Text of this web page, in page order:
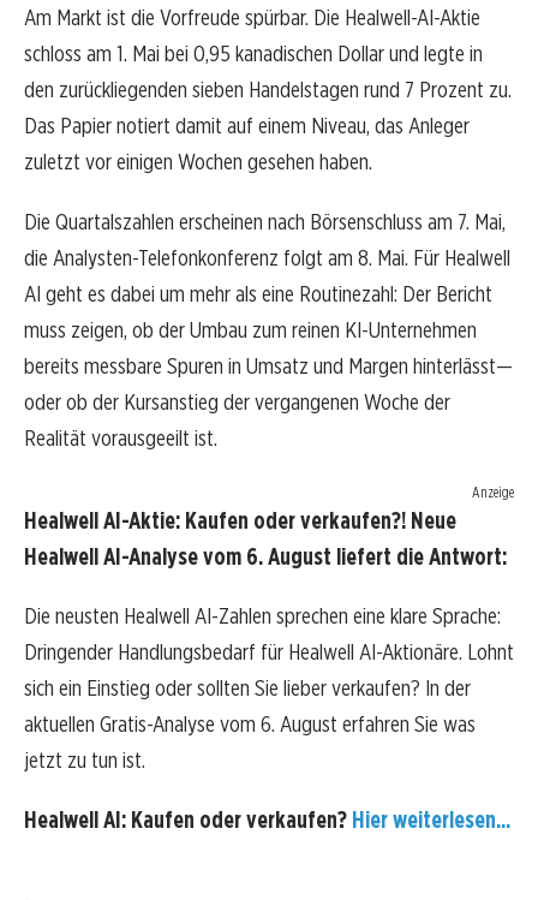
Am Markt ist die Vorfreude spürbar. Die Healwell-AI-Aktie
schloss am 1. Mai bei 0,95 kanadischen Dollar und legte in
den zurückliegenden sieben Handelstagen rund 7 Prozent zu.
Das Papier notiert damit auf einem Niveau, das Anleger
zuletzt vor einigen Wochen gesehen haben.
Die Quartalszahlen erscheinen nach Börsenschluss am 7. Mai,
die Analysten-Telefonkonferenz folgt am 8. Mai. Für Healwell
AI geht es dabei um mehr als eine Routinezahl: Der Bericht
muss zeigen, ob der Umbau zum reinen KI-Unternehmen
bereits messbare Spuren in Umsatz und Margen hinterlässt—
oder ob der Kursanstieg der vergangenen Woche der
Realität vorausgeeilt ist.
Anzeige
Healwell AI-Aktie: Kaufen oder verkaufen?! Neue
Healwell AI-Analyse vom 6. August liefert die Antwort:
Die neusten Healwell AI-Zahlen sprechen eine klare Sprache:
Dringender Handlungsbedarf für Healwell AI-Aktionäre. Lohnt
sich ein Einstieg oder sollten Sie lieber verkaufen? In der
aktuellen Gratis-Analyse vom 6. August erfahren Sie was
jetzt zu tun ist.
Healwell AI: Kaufen oder verkaufen? Hier weiterlesen...